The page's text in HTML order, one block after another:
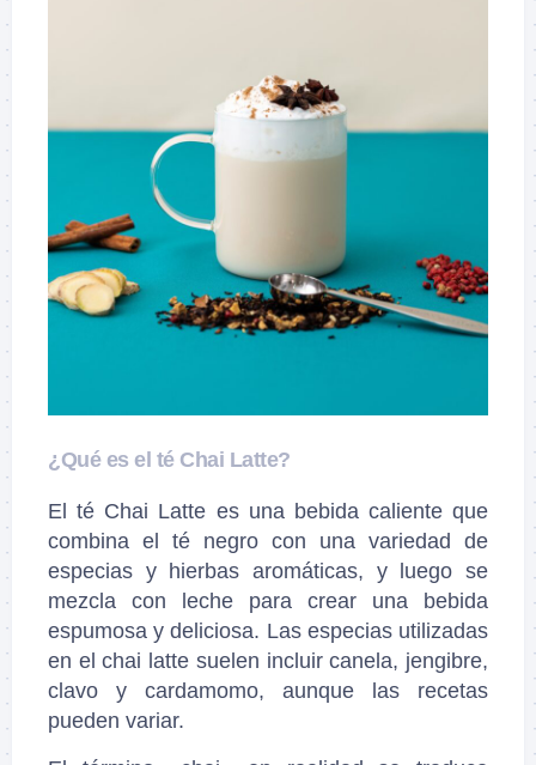
¿Qué es el té Chai Latte?
El té Chai Latte es una bebida caliente que
combina el té negro con una variedad de
especias y hierbas aromáticas, y luego se
mezcla con leche para crear una bebida
espumosa y deliciosa. Las especias utilizadas
en el chai latte suelen incluir canela, jengibre,
clavo y cardamomo, aunque las recetas
pueden variar.